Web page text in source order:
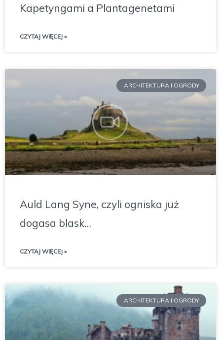
Kapetyngami a Plantagenetami
CZYTAJ WIĘCEJ »
ARCHITEKTURA I OGRODY
Auld Lang Syne, czyli ogniska już
dogasa blask…
CZYTAJ WIĘCEJ »
ARCHITEKTURA I OGRODY